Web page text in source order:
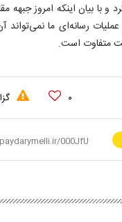
و با بیان اینکه امروز جبهه
رسانه‌ای ما نمی‌تواند
متفاوت است.
۰